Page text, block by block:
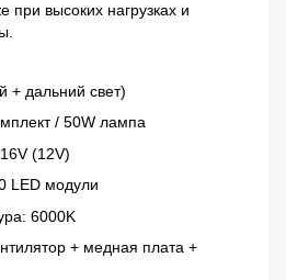
при высоких нагрузках и
+ дальний свет)
/ 50W лампа
(12V)
LED модули
6000K
+ медная плата +